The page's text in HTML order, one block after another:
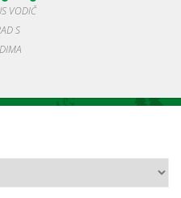
VODIČ
S